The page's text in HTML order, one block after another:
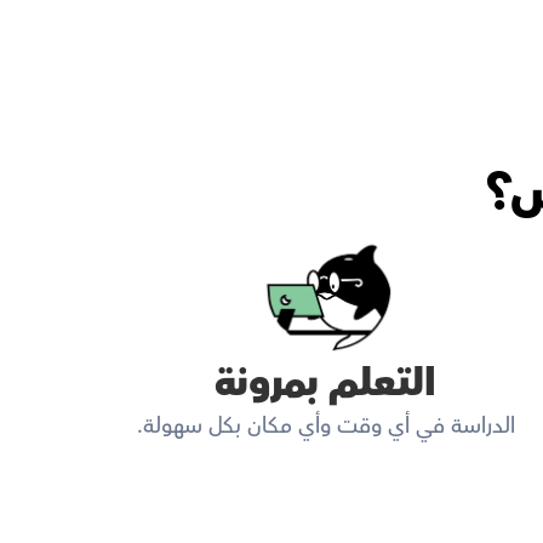
التعلم بمرونة
الدراسة في أي وقت وأي مكان بكل سهولة.